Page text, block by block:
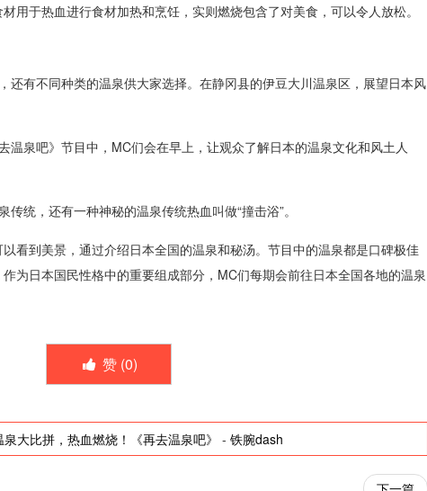
用于热血进行食材加热和烹饪，实则燃烧包含了对美食，可以令人放松。
还有不同种类的温泉供大家选择。在静冈县的伊豆大川温泉区，展望日本风
温泉吧》节目中，MC们会在早上，让观众了解日本的温泉文化和风土人
统，还有一种神秘的温泉传统热血叫做“撞击浴”。
看到美景，通过介绍日本全国的温泉和秘汤。节目中的温泉都是口碑极佳
为日本国民性格中的重要组成部分，MC们每期会前往日本全国各地的温泉
赞 (0)
大比拼，热血燃烧！《再去温泉吧》 - 铁腕dash